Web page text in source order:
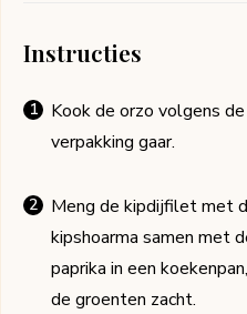
Instructies
Kook de orzo volgens
verpakking gaar.
Meng de kipdijfilet met
kipshoarma samen met
paprika in een
de groenten zacht.